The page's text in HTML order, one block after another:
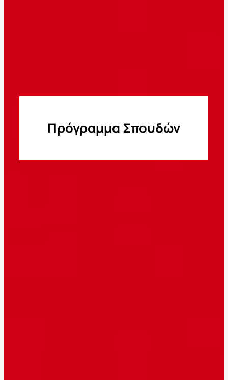
Πρόγραμμα Σπουδών